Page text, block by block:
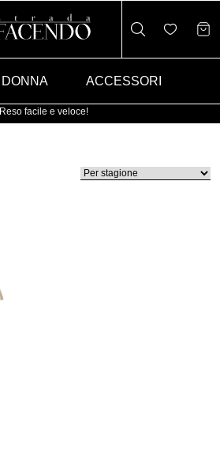
DONNA ACCESSORI
Reso facile e veloce!